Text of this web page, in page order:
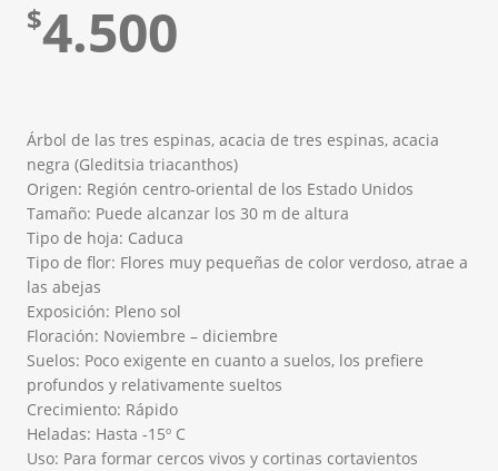
$4.500
Árbol de las tres espinas, acacia de tres espinas, acacia
negra (Gleditsia triacanthos)
Origen: Región centro-oriental de los Estado Unidos
Tamaño: Puede alcanzar los 30 m de altura
Tipo de hoja: Caduca
Tipo de flor: Flores muy pequeñas de color verdoso, atrae a
las abejas
Exposición: Pleno sol
Floración: Noviembre – diciembre
Suelos: Poco exigente en cuanto a suelos, los prefiere
profundos y relativamente sueltos
Crecimiento: Rápido
Heladas: Hasta -15º C
Uso: Para formar cercos vivos y cortinas cortavientos